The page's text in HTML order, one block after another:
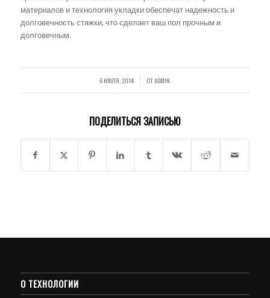
материалов и технология укладки обеспечат надежность и
долговечность стяжки, что сделает ваш пол прочным и
долговечным.
6 ИЮЛЯ, 2014
/ ОТADMIN
ПОДЕЛИТЬСЯ ЗАПИСЬЮ
О ТЕХНОЛОГИИ